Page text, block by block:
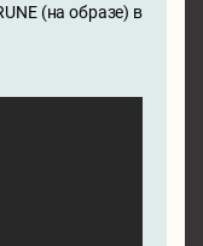
(на образе) в